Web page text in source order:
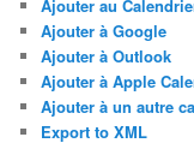
Ajouter au
Ajouter à Google
Ajouter à Outlook
Ajouter à Apple
Ajouter à un autre
Export to XML